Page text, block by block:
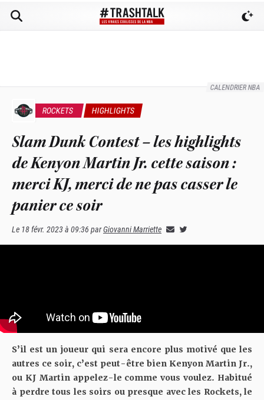
CALENDRIER NBA
ROCKETS HIGHLIGHTS
Slam Dunk Contest – les highlights
de Kenyon Martin Jr. cette saison :
merci KJ, merci de ne pas casser le
panier ce soir
Le 18 févr. 2023 à 09:36 parGiovanni Marriette
S’il est un joueur qui sera encore plus motivé que les
autres ce soir, c’est peut-être bien Kenyon Martin Jr.,
ou KJ Martin appelez-le comme vous voulez. Habitué
à perdre tous les soirs ou presque avec les Rockets, le